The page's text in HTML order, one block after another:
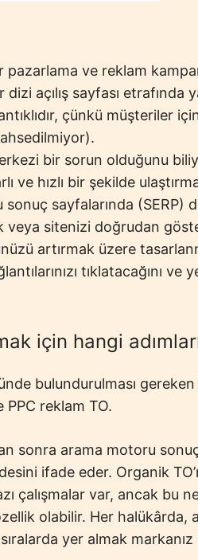
ve reklam
açılış sayfası etrafında
çünkü müşteriler
bir sorun olduğunu
ve hızlı bir şekilde
sayfalarında (SERP)
veya sitenizi doğrudan
artırmak üzere
tıklatacağını ve
için hangi
bulundurulması
PPC reklam TO.
sonra arama motoru
ifade eder. Organik
çalışmalar var, ancak bu
olabilir. Her halükârda,
yer almak